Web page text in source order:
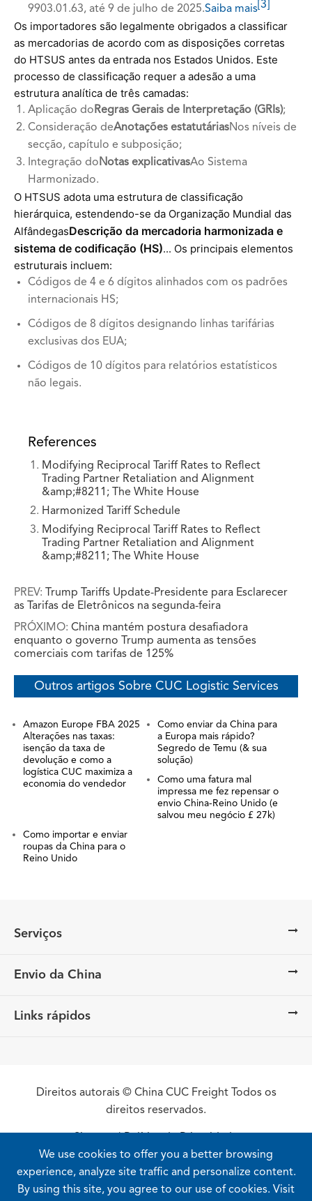
9903.01.63, até 9 de julho de 2025.Saiba mais [3]
Os importadores são legalmente obrigados a classificar
as mercadorias de acordo com as disposições corretas
do HTSUS antes da entrada nos Estados Unidos. Este
processo de classificação requer a adesão a uma
estrutura analítica de três camadas:
Aplicação doRegras Gerais de Interpretação (GRIs);
Consideração deAnotações estatutáriasNos níveis de
secção, capítulo e subposição;
Integração doNotas explicativasAo Sistema
Harmonizado.
O HTSUS adota uma estrutura de classificação
hierárquica, estendendo-se da Organização Mundial das
AlfândegasDescrição da mercadoria harmonizada e
sistema de codificação (HS)... Os principais elementos
estruturais incluem:
Códigos de 4 e 6 dígitos alinhados com os padrões
internacionais HS;
Códigos de 8 dígitos designando linhas tarifárias
exclusivas dos EUA;
Códigos de 10 dígitos para relatórios estatísticos
não legais.
References
Modifying Reciprocal Tariff Rates to Reflect
Trading Partner Retaliation and Alignment
&amp;#8211; The White House
Harmonized Tariff Schedule
Modifying Reciprocal Tariff Rates to Reflect
Trading Partner Retaliation and Alignment
&amp;#8211; The White House
PREV: Trump Tariffs Update-Presidente para Esclarecer
as Tarifas de Eletrônicos na segunda-feira
PRÓXIMO: China mantém postura desafiadora
enquanto o governo Trump aumenta as tensões
comerciais com tarifas de 125%
Outros artigos Sobre CUC Logistic Services
Amazon Europe FBA 2025
Alterações nas taxas:
isenção da taxa de
devolução e como a
logística CUC maximiza a
economia do vendedor
Como enviar da China para
a Europa mais rápido?
Segredo de Temu (& sua
solução)
Como uma fatura mal
impressa me fez repensar o
envio China-Reino Unido (e
salvou meu negócio £ 27k)
Como importar e enviar
roupas da China para o
Reino Unido
Serviços
Envio da China
Links rápidos
Direitos autorais © China CUC FreightTodos os
direitos reservados.
We use cookies to offer you a better browsing
experience, analyze site traffic and personalize content.
By using this site, you agree to our use of cookies. Visit